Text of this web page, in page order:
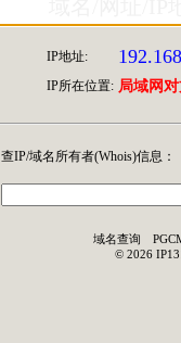
IP地址:
IP所在位置: 局域网
查IP/域名所有者(Whois)信息：
域名查询
© 2026